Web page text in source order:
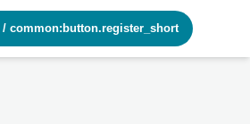
/ common:button.register_short